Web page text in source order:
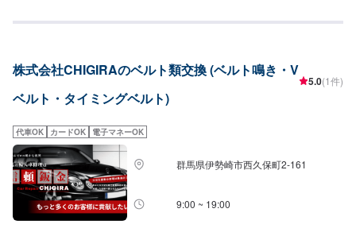
オファーの際、使用されるパーツのお写真や詳細などをお送りください。＊
します。【営業時間】平日9:00~18:00土曜日9:00～17:00【定休日】日曜
株式会社CHIGIRAのベルト類交換 (ベルト鳴き・V
ベルト・タイミングベルト)
5.0(1件)
代車OK カードOK 電子マネーOK
群馬県伊勢崎市西久保町2-161
9:00 ~ 19:00